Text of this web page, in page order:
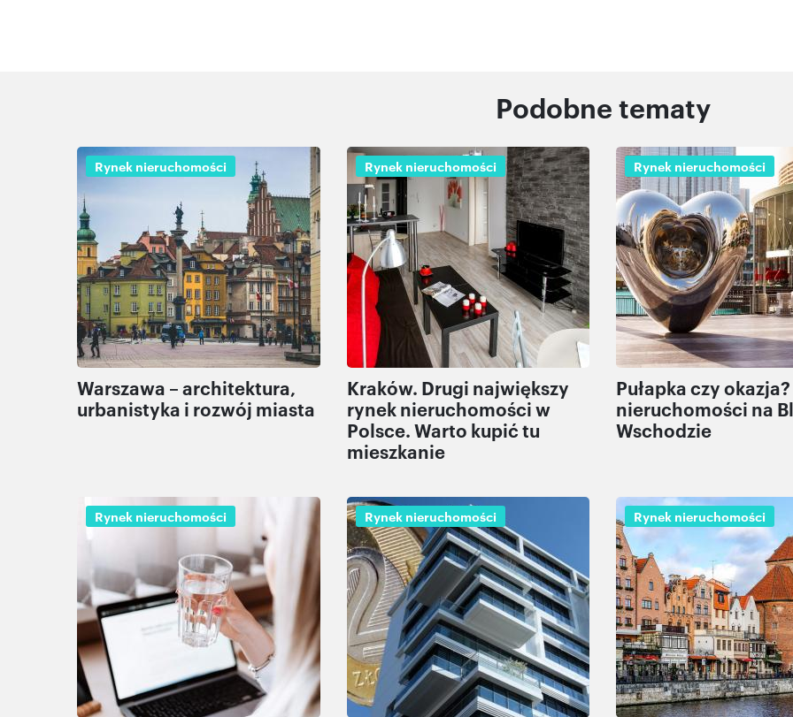
Podobne tematy
Rynek nieruchomości
Warszawa – architektura,
urbanistyka i rozwój miasta
Rynek nieruchomości
Kraków. Drugi największy
rynek nieruchomości w
Polsce. Warto kupić tu
mieszkanie
Rynek nieruchomości
Pułapka czy
nieruchomości na
Wschodzie
Rynek nieruchomości Rynek nieruchomości Rynek nieruchomości